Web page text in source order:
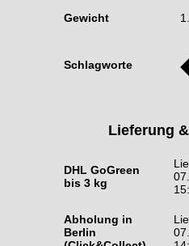
Gewicht
Schlagworte
Lieferung
DHL GoGreen
bis 3 kg
Abholung in
Berlin